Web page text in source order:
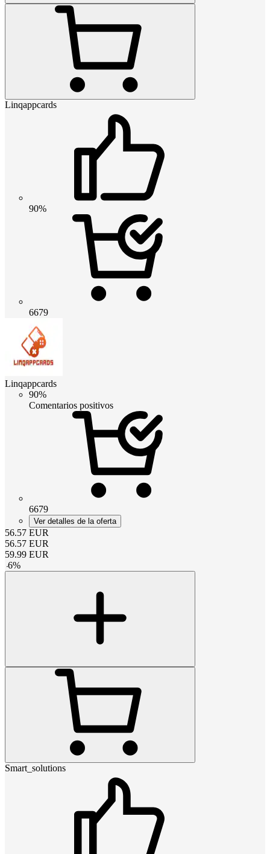
Linqappcards
90%
6679
Linqappcards
90%
Comentarios positivos
6679
Ver detalles de la oferta
56.57 EUR
56.57 EUR
59.99 EUR
-6%
Smart_solutions